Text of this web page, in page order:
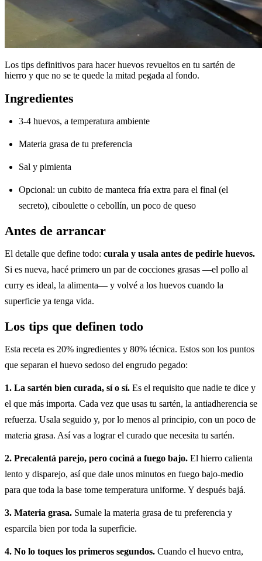
Los tips definitivos para hacer huevos revueltos en tu sartén de
hierro y que no se te quede la mitad pegada al fondo.
Ingredientes
3-4 huevos, a temperatura ambiente
Materia grasa de tu preferencia
Sal y pimienta
Opcional: un cubito de manteca fría extra para el final (el
secreto), ciboulette o cebollín, un poco de queso
Antes de arrancar
El detalle que define todo: curala y usala antes de pedirle huevos.
Si es nueva, hacé primero un par de cocciones grasas —el pollo al
curry es ideal, la alimenta— y volvé a los huevos cuando la
superficie ya tenga vida.
Los tips que definen todo
Esta receta es 20% ingredientes y 80% técnica. Estos son los puntos
que separan el huevo sedoso del engrudo pegado:
1. La sartén bien curada, sí o sí. Es el requisito que nadie te dice y
el que más importa. Cada vez que usas tu sartén, la antiadherencia se
refuerza. Usala seguido y, por lo menos al principio, con un poco de
materia grasa. Así vas a lograr el curado que necesita tu sartén.
2. Precalentá parejo, pero cociná a fuego bajo. El hierro calienta
lento y disparejo, así que dale unos minutos en fuego bajo-medio
para que toda la base tome temperatura uniforme. Y después bajá.
3. Materia grasa. Sumale la materia grasa de tu preferencia y
esparcila bien por toda la superficie.
4. No lo toques los primeros segundos. Cuando el huevo entra,